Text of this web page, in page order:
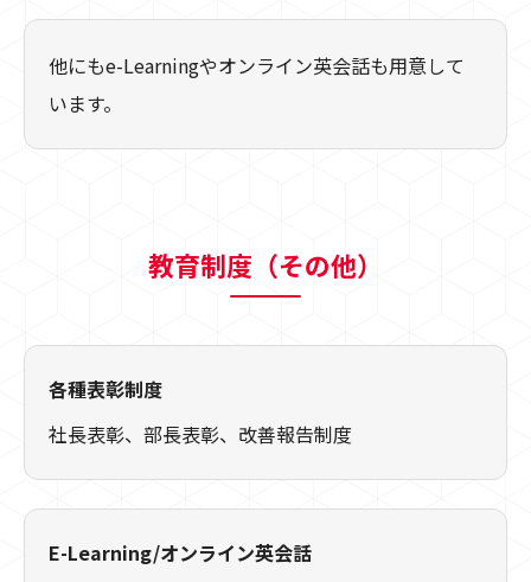
他にもe-Learningやオンライン英会話も用意して
います。
教育制度（その他）
各種表彰制度
社長表彰、部長表彰、改善報告制度
E-Learning/オンライン英会話